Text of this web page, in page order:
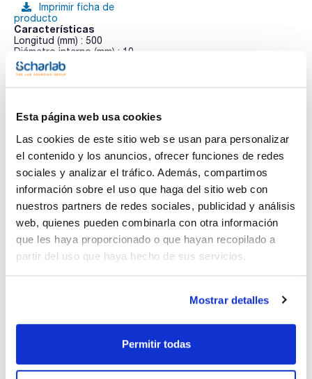
Esta página web usa cookies
Las cookies de este sitio web se usan para personalizar
el contenido y los anuncios, ofrecer funciones de redes
sociales y analizar el tráfico. Además, compartimos
información sobre el uso que haga del sitio web con
nuestros partners de redes sociales, publicidad y análisis
web, quienes pueden combinarla con otra información
que les haya proporcionado o que hayan recopilado a
partir del uso que haya hecho de sus servicios.
Mostrar detalles
Permitir todas
Imprimir ficha de
producto
Características
Longitud (mm) : 500
Diámetro interno (mm) : 10
Terminales : 2xF
Pack (u.) : 1
Fabricadas en vidrio de borosilicato inerte, que permite ver el
Las columnas EZ están diseñadas para adaptarse a todas
las aplicaciones cromatográficas de un laboratorio. Son
aptas para usar con medios acuosos y las EZ Solvent plus
con los disolventes utilizados en cromatografia líquida o en
la purificación de proteínas.
Los terminales pueden ser fijos (F) o ajustables (A).
Columnas completas. Incluye: tubo de vdrio de las
dimensiones elegidas con los dos terminales elgidos
preensamblados con fritados de 25µm PE.
Si se requieren temperaturas altas, las columnas HIT son la
Estan disponibles tambien columnas de recambio, o-rings y
consultas@scharlab.com
Documentación técnica
TDS / Ficha técnica
descargas
COA
Regístrate para
descargas
SDS/ Hoja de seguridad
Regístrate para
descargas
Los productos marcados con esta imagen son
productos marca Scharlau habitualmente en stock,